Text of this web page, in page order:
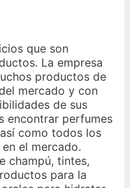
que son
La empresa
productos de
mercado y con
de sus
encontrar perfumes
como todos los
el mercado.
champú, tintes,
para la